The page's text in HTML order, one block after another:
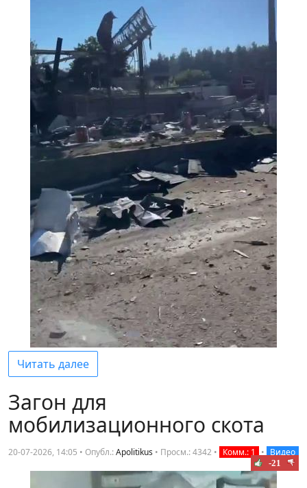
Читать далее
Загон для
мобилизационного скота
20-07-2026, 14:05 • Опубл.:Apolitikus • Просм.: 4342 • Комм.: 1 • Видео
-21